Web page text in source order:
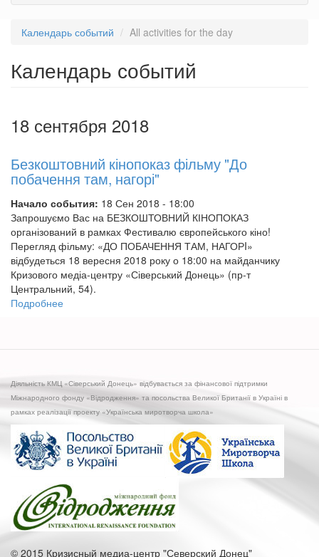
Календарь событий All activities for the day
Календарь событий
18 сентября 2018
Безкоштовний кінопоказ фільму "До
побачення там, нагорі"
Начало события: 18 Сен 2018 - 18:00
Запрошуємо Вас на БЕЗКОШТОВНИЙ КІНОПОКАЗ
організований в рамках Фестивалю європейського кіно!
Перегляд фільму: «ДО ПОБАЧЕННЯ ТАМ, НАГОРI»
відбудеться 18 вересня 2018 року о 18:00 на майданчику
Кризового медіа-центру «Сіверський Донець» (пр-т
Центральний, 54).
Подробнее
фільму
там,
нагорі"
Діяльність КМЦ «Сіверський Донець» відбувається за фінансової підтримки
Міжнародного фонду «Відродження» та посольства Великої Британії в Україні в
рамках реалізації проекту «Українська миротворча школа»
© 2015 Кризисный медиа-центр "Северский Донец"